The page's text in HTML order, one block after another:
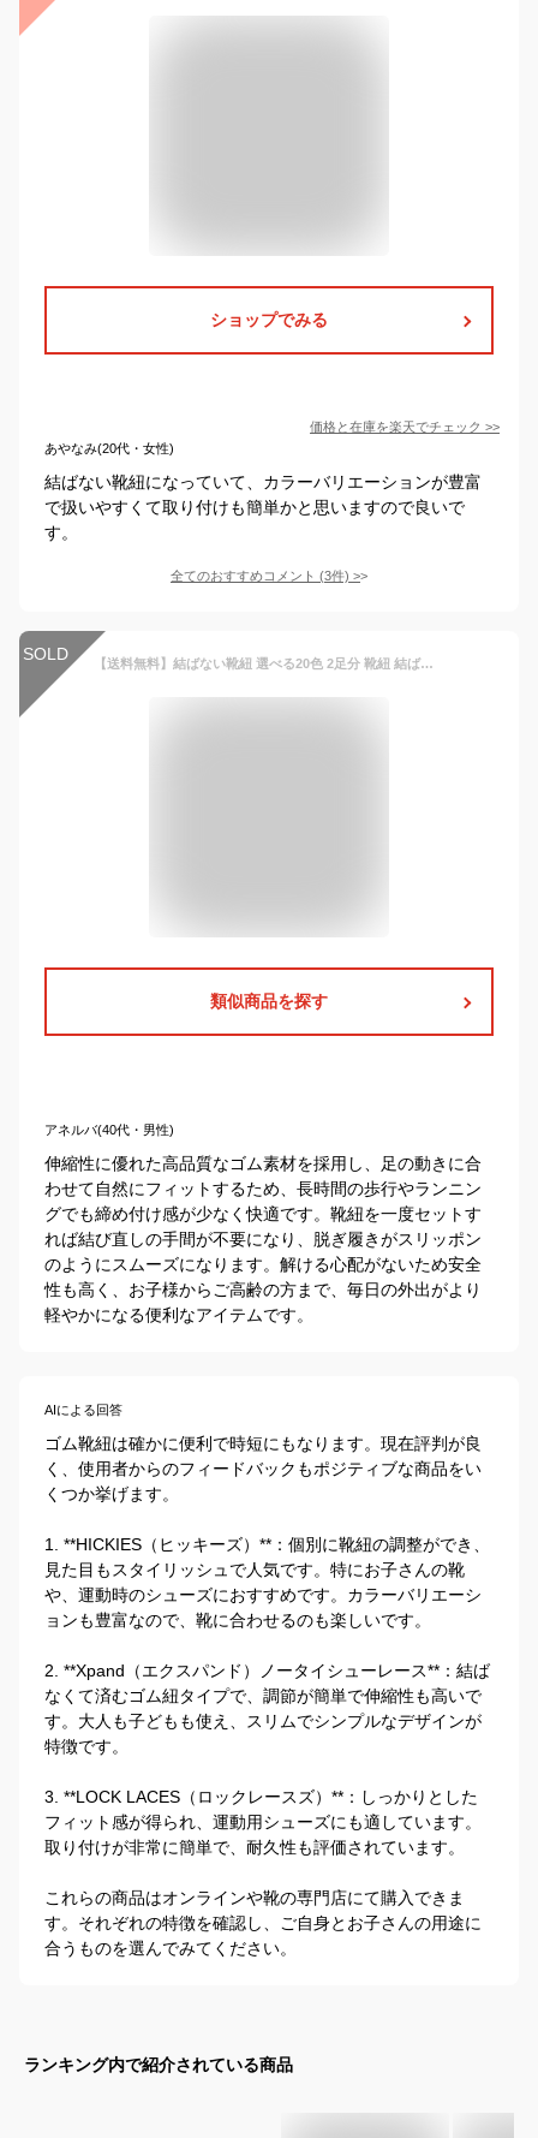
ショップでみる
価格と在庫を楽天でチェック >>
あやなみ(20代・女性)
結ばない靴紐になっていて、カラーバリエーションが豊富
で扱いやすくて取り付けも簡単かと思いますので良いで
す。
全てのおすすめコメント (3件) >
SOLD 【送料無料】結ばない靴紐 選べる20色 2足分 靴紐 結ばない シューレース 靴ひも ゴム ほどけない くつひも 伸縮 おしゃれ 解けない 伸びる 結ばない ひも 靴ひも くつ ひも 脱ぎ履き 楽々 留め具 ワンタッチ 大人 子供
類似商品を探す
アネルバ(40代・男性)
伸縮性に優れた高品質なゴム素材を採用し、足の動きに合
わせて自然にフィットするため、長時間の歩行やランニン
グでも締め付け感が少なく快適です。靴紐を一度セットす
れば結び直しの手間が不要になり、脱ぎ履きがスリッポン
のようにスムーズになります。解ける心配がないため安全
性も高く、お子様からご高齢の方まで、毎日の外出がより
軽やかになる便利なアイテムです。
AIによる回答
ゴム靴紐は確かに便利で時短にもなります。現在評判が良
く、使用者からのフィードバックもポジティブな商品をい
くつか挙げます。
1. **HICKIES（ヒッキーズ）**：個別に靴紐の調整ができ、
見た目もスタイリッシュで人気です。特にお子さんの靴
や、運動時のシューズにおすすめです。カラーバリエーシ
ョンも豊富なので、靴に合わせるのも楽しいです。
2. **Xpand（エクスパンド）ノータイシューレース**：結ば
なくて済むゴム紐タイプで、調節が簡単で伸縮性も高いで
す。大人も子どもも使え、スリムでシンプルなデザインが
特徴です。
3. **LOCK LACES（ロックレースズ）**：しっかりとした
フィット感が得られ、運動用シューズにも適しています。
取り付けが非常に簡単で、耐久性も評価されています。
これらの商品はオンラインや靴の専門店にて購入できま
す。それぞれの特徴を確認し、ご自身とお子さんの用途に
合うものを選んでみてください。
ランキング内で紹介されている商品